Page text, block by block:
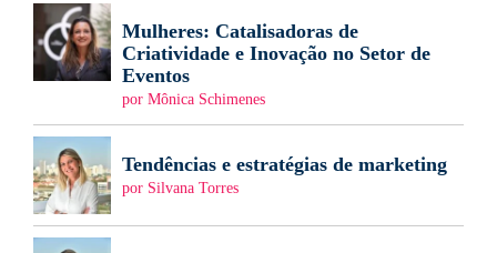
Mulheres: Catalisadoras de
Criatividade e Inovação no Setor de
Eventos
por Mônica Schimenes
Tendências e estratégias de marketing
por Silvana Torres